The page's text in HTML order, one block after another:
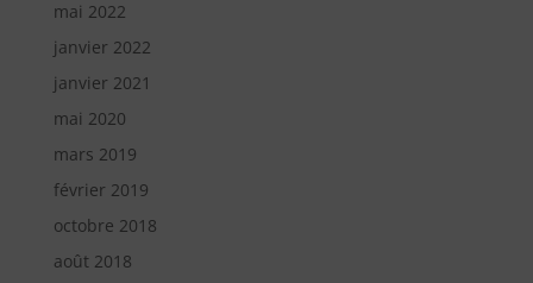
mai 2022
janvier 2022
janvier 2021
mai 2020
mars 2019
février 2019
octobre 2018
août 2018